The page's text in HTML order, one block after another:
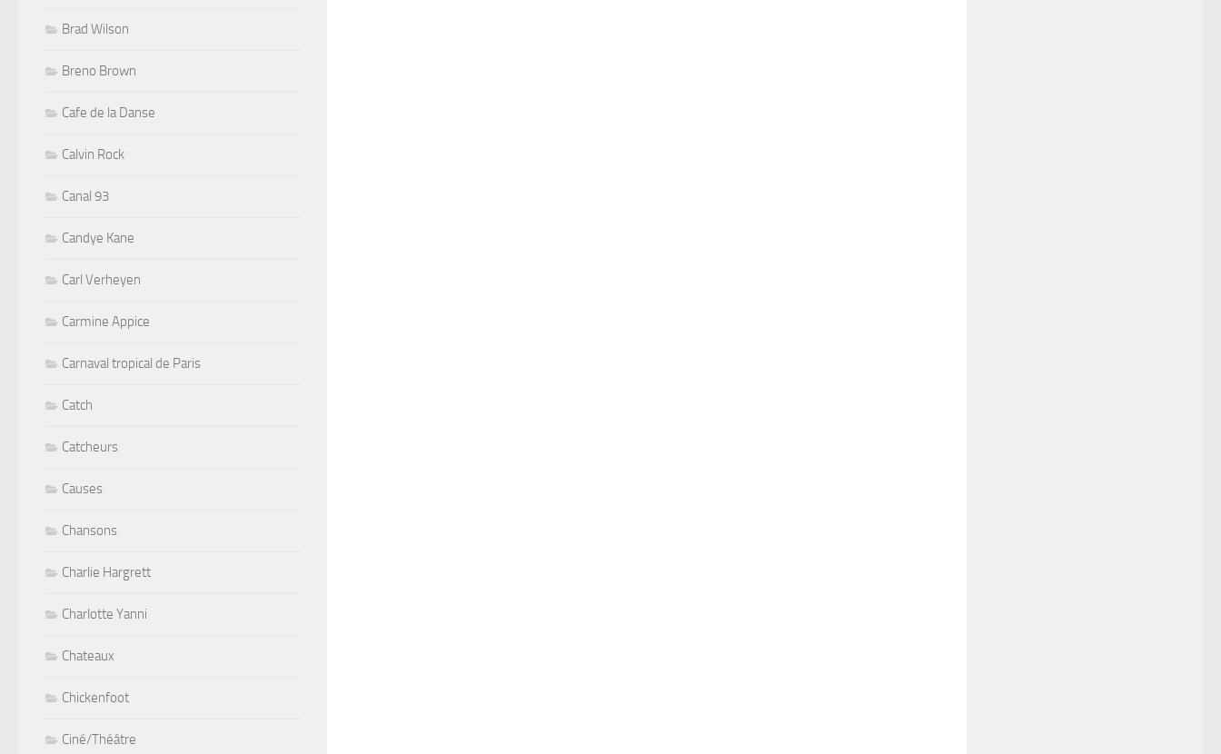
Brad Wilson
Breno Brown
Cafe de la Danse
Calvin Rock
Canal 93
Candye Kane
Carl Verheyen
Carmine Appice
Carnaval tropical de Paris
Catch
Catcheurs
Causes
Chansons
Charlie Hargrett
Charlotte Yanni
Chateaux
Chickenfoot
Ciné/Théâtre